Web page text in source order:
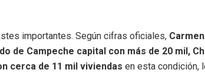
importantes. Según cifras oficiales,
de Campeche capital con más de 20 mil,
cerca de 11 mil viviendas en esta condición,